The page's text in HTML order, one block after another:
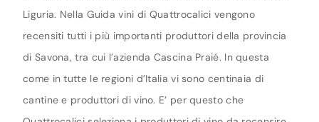
Liguria. Nella Guida vini di Quattrocalici vengono
recensiti tutti i più importanti produttori della provincia
di Savona, tra cui l’azienda Cascina Praié. In questa
come in tutte le regioni d’Italia vi sono centinaia di
cantine e produttori di vino. E’ per questo che